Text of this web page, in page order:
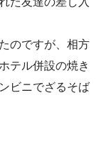
のですが、相方
テル併設の焼き
ビニでざるそば